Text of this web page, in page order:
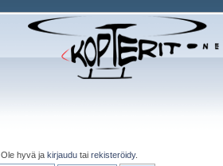
. Ole hyvä ja kirjaudu tai rekisteröidy.